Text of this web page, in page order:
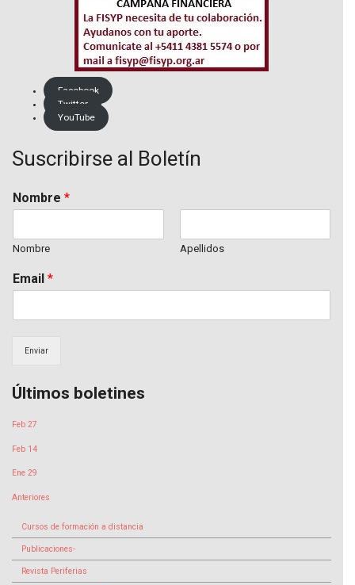
Facebook
Twitter
YouTube
Suscribirse al Boletín
Nombre *
Nombre Apellidos
Email *
Enviar
Últimos boletines
Feb 27
Feb 14
Ene 29
Anteriores
Cursos de formación a distancia
Publicaciones-
Revista Periferias